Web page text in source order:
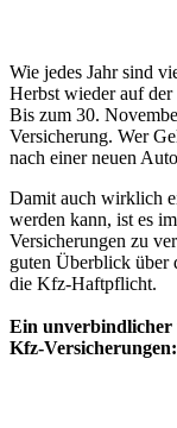
Wie jedes Jahr sind
Herbst wieder auf der
Bis zum 30.
Versicherung. Wer
nach einer neuen
Damit auch wirklich
werden kann, ist es
Versicherungen zu
guten Überblick über
die Kfz-Haftpflicht.
Ein unverbindlicher
Kfz-Versicherungen: